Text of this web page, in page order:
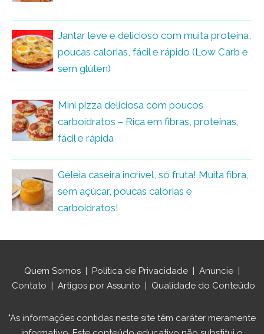
Jantar leve e delicioso com muita proteína,
poucas calorias, fácil e rápido (Low Carb e
sem glúten)
Mini pizza deliciosa com poucos
carboidratos – Rica em fibras, proteínas,
fácil e rápida
Geleia caseira incrível, só fruta! Muita fibra,
sem açúcar, poucas calorias e
carboidratos!
Quem Somos | Política de Privacidade | Anuncie |
Contato | Artigos por Assunto | Qualidade do Conteúdo
"As informações contidas neste site têm caráter meramente